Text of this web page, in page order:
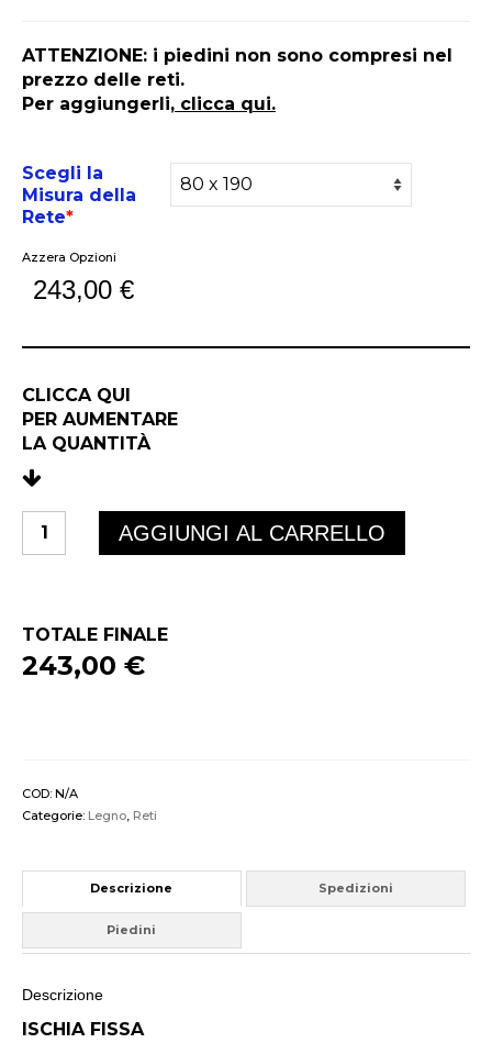
ATTENZIONE: i piedini non sono compresi nel
prezzo delle reti.
Per aggiungerli, clicca qui.
Scegli la
Misura della
Rete*
Azzera Opzioni
243,00 €
CLICCA QUI
PER AUMENTARE
LA QUANTITÀ
ISCHIA
FISSA
AGGIUNGI AL CARRELLO
TOTALE FINALE
243,00 €
COD: N/A
Categorie: Legno, Reti
Descrizione Spedizioni
Piedini
Descrizione
ISCHIA FISSA